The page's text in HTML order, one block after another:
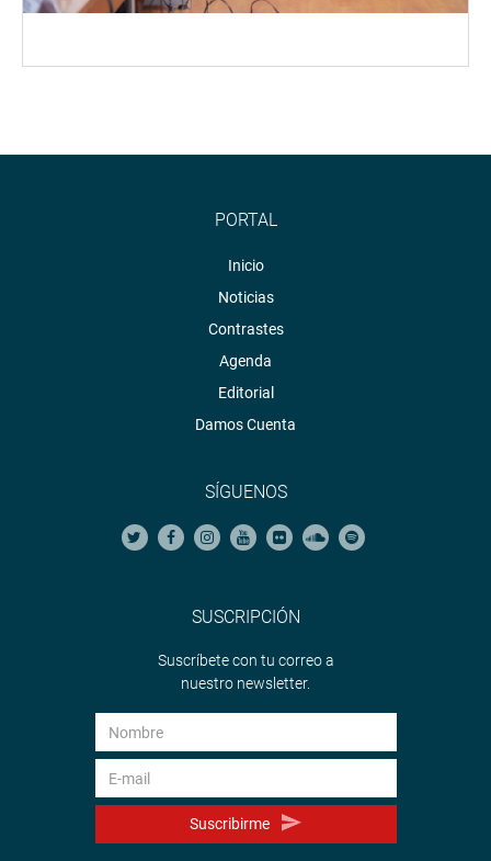
PORTAL
Inicio
Noticias
Contrastes
Agenda
Editorial
Damos Cuenta
SÍGUENOS
SUSCRIPCIÓN
Suscríbete con tu correo a
nuestro newsletter.
Suscribirme